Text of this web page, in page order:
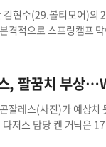
는 과정은 지루하고 힘
훈련을 묵묵히 이겨냈
서
모어)의 2017시즌 경쟁 구도는 어떻게
격적으로 스프링캠프
를 맡고 있는 볼티모어
차지할 가능성이 높
이 없는 지명타자로 시즌
난해 제한된 기회 속
한 팀 내 타자 13명 중 출루율(팀 평
, 팔꿈치 부상
잘레스(사진)가 예상